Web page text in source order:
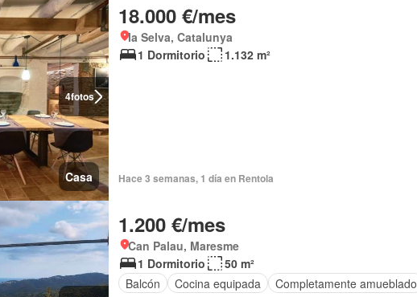
4fotos
Casa
18.000 €/mes
la Selva, Catalunya
1 Dormitorio
1.132 m²
Hace 3 semanas, 1 día en Rentola
1.200 €/mes
Can Palau, Maresme
1 Dormitorio
50 m²
Balcón
Cocina equipada Completamente amueblado